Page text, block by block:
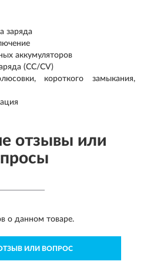
заряда
аккумуляторов
(CC/CV)
короткого замыкания,
отзывы или
о данном товаре.
ИЛИ ВОПРОС